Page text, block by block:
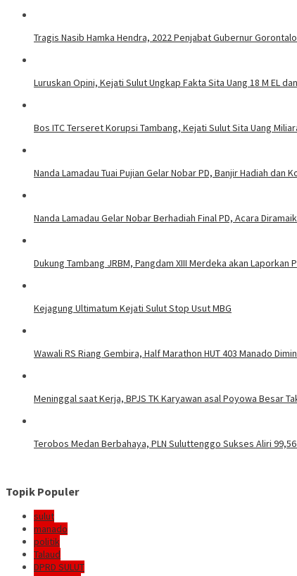
Tragis Nasib Hamka Hendra, 2022 Penjabat Gubernur
Luruskan Opini, Kejati Sulut Ungkap Fakta Sita Uang 18 M EL
Bos ITC Terseret Korupsi Tambang, Kejati Sulut Sita Uang
Nanda Lamadau Tuai Pujian Gelar Nobar PD, Banjir Hadiah dan
Nanda Lamadau Gelar Nobar Berhadiah Final PD, Acara
Dukung Tambang JRBM, Pangdam XIII Merdeka akan Laporkan
Kejagung Ultimatum Kejati Sulut Stop Usut MBG
Wawali RS Riang Gembira, Half Marathon HUT 403 Manado
Meninggal saat Kerja, BPJS TK Karyawan asal Poyowa Besar
Terobos Medan Berbahaya, PLN Suluttenggo Sukses Aliri
Topik Populer
sulut
manado
politik
Talaud
DPRD SULUT